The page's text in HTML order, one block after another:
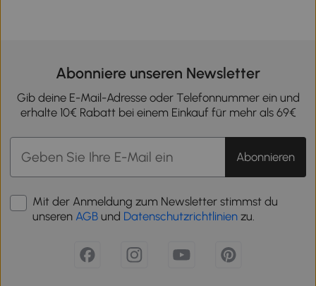
Abonniere unseren Newsletter
Gib deine E-Mail-Adresse oder Telefonnummer ein und
erhalte 10€ Rabatt bei einem Einkauf für mehr als 69€
Abonnieren
Mit der Anmeldung zum Newsletter stimmst du
unseren AGB und Datenschutzrichtlinien zu.